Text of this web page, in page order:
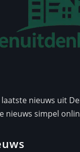
nieuws uit
nieuws simpel